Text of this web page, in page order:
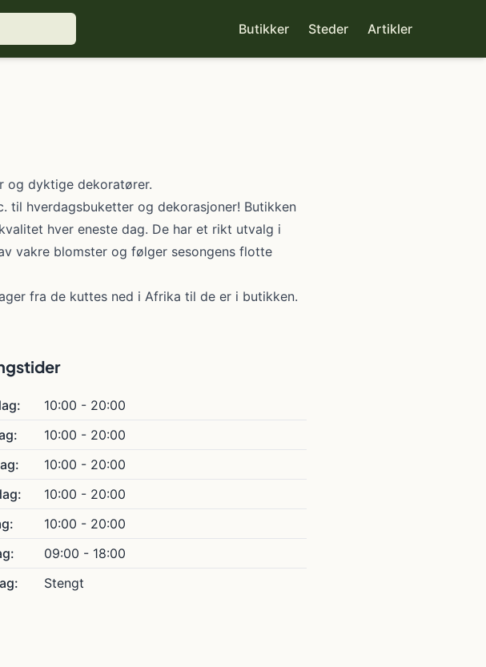
Butikker Steder Artikler
og dyktige dekoratører.
til hverdagsbuketter og dekorasjoner! Butikken
hver eneste dag. De har et rikt utvalg i
vakre blomster og følger sesongens flotte
fra de kuttes ned i Afrika til de er i butikken.
10:00 - 20:00
10:00 - 20:00
10:00 - 20:00
10:00 - 20:00
10:00 - 20:00
09:00 - 18:00
Stengt